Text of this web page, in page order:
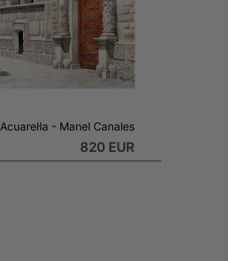
Acuarel·la - Manel Canales
820 EUR